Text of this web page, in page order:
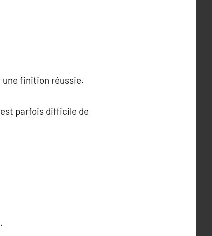
une finition réussie.
parfois difficile de